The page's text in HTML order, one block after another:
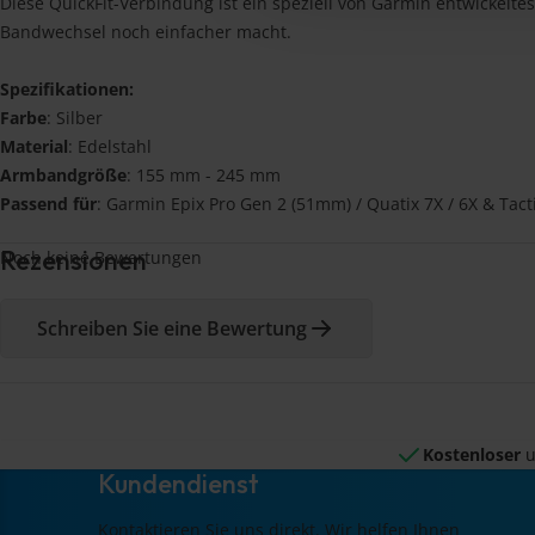
Bandwechsel noch einfacher macht.
Spezifikationen:
Farbe: Silber
Material: Edelstahl
Armbandgröße: 155 mm - 245 mm
Passend für: Garmin Epix Pro Gen 2 (51mm) / Quatix 7X / 6X &
Rezensionen
Noch keine Bewertungen
Schreiben Sie eine Bewertung
Kostenloser
Kundendienst
Kontaktieren Sie uns direkt. Wir helfen Ihnen